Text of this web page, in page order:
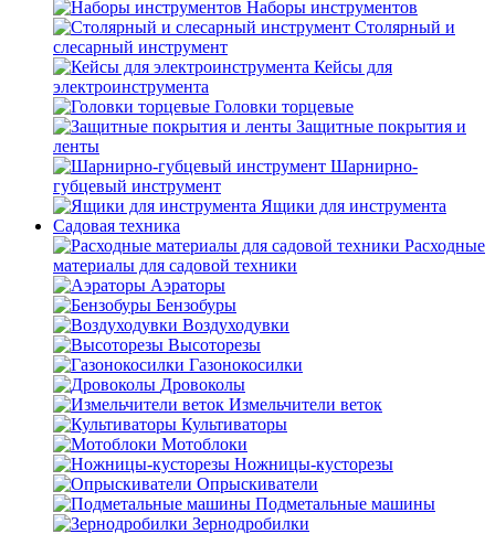
Наборы инструментов
Столярный и
слесарный инструмент
Кейсы для
электроинструмента
Головки торцевые
Защитные покрытия и
ленты
Шарнирно-
губцевый инструмент
Ящики для инструмента
Садовая техника
Расходные
материалы для садовой техники
Аэраторы
Бензобуры
Воздуходувки
Высоторезы
Газонокосилки
Дровоколы
Измельчители веток
Культиваторы
Мотоблоки
Ножницы-кусторезы
Опрыскиватели
Подметальные машины
Зернодробилки